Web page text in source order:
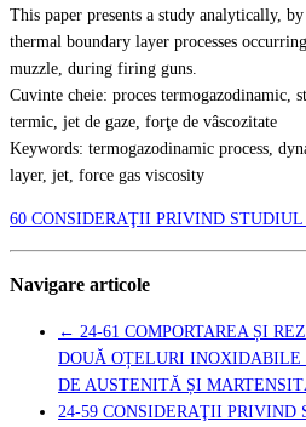
This paper presents a study analytically,
thermal boundary layer processes
muzzle, during firing guns.
Cuvinte cheie: proces termogazodinamic,
termic, jet de gaze, forţe de vâscozitate
Keywords: termogazodinamic process,
layer, jet, force gas viscosity
60 CONSIDERAŢII PRIVIND STUDIUL
Navigare articole
← 24-61 COMPORTAREA ȘI
DOUĂ OȚELURI INOXIDABILE
DE AUSTENITĂ ȘI
24-59 CONSIDERAŢII PRIVIND